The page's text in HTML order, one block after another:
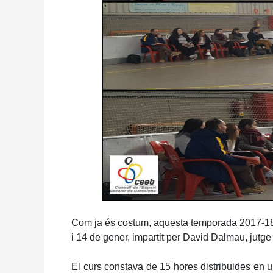
Com ja és costum, aquesta temporada 2017-
i 14 de gener, impartit per David Dalmau,
El curs constava de 15 hores distribuides en